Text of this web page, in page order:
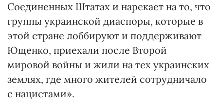
Соединенных Штатах и нарекает на то, что
группы украинской диаспоры, которые в
этой стране лоббируют и поддерживают
Ющенко, приехали после Второй
мировой войны и жили на тех украинских
землях, где много жителей сотрудничало
с нацистами».